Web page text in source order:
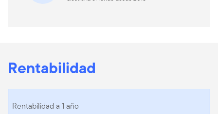
Rentabilidad
Rentabilidad a 1 año